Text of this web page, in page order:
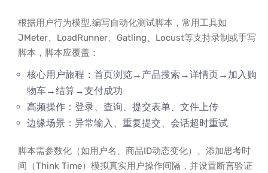
根据用户行为模型,编写自动化测试脚本，常用工具如
JMeter、LoadRunner、Gatling、Locust等支持录制或手写
脚本，脚本应覆盖：
核心用户旅程：首页浏览→产品搜索→详情页→加入购
物车→结算→支付成功
高频操作：登录、查询、提交表单、文件上传
边缘场景：异常输入、重复提交、会话超时重试
脚本需参数化（如用户名、商品ID动态变化）、添加思考时
间（Think Time）模拟真实用户操作间隔，并设置断言验证